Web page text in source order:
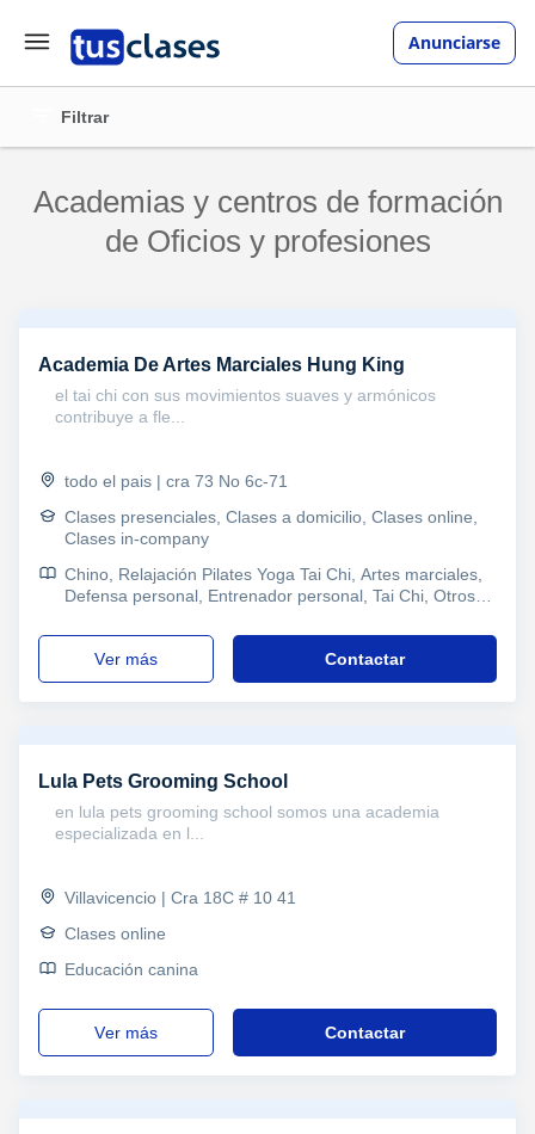
Anunciarse
Filtrar
Academias y centros de formación
de Oficios y profesiones
Academia De Artes Marciales Hung King
el tai chi con sus movimientos suaves y armónicos
contribuye a fle...
todo el pais | cra 73 No 6c-71
Clases presenciales, Clases a domicilio, Clases online,
Clases in-company
Chino, Relajación Pilates Yoga Tai Chi, Artes marciales,
Defensa personal, Entrenador personal, Tai Chi, Otros
ver más Contactar
Lula Pets Grooming School
en lula pets grooming school somos una academia
especializada en l...
Villavicencio | Cra 18C # 10 41
Clases online
Educación canina
ver más Contactar